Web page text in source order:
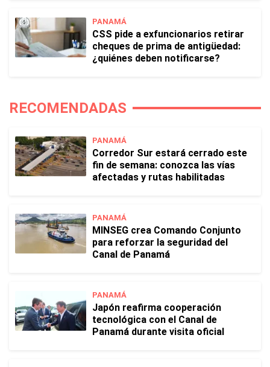
PANAMÁ
CSS pide a exfuncionarios retirar
cheques de prima de antigüedad:
¿quiénes deben notificarse?
RECOMENDADAS
PANAMÁ
Corredor Sur estará cerrado este
fin de semana: conozca las vías
afectadas y rutas habilitadas
PANAMÁ
MINSEG crea Comando Conjunto
para reforzar la seguridad del
Canal de Panamá
PANAMÁ
Japón reafirma cooperación
tecnológica con el Canal de
Panamá durante visita oficial